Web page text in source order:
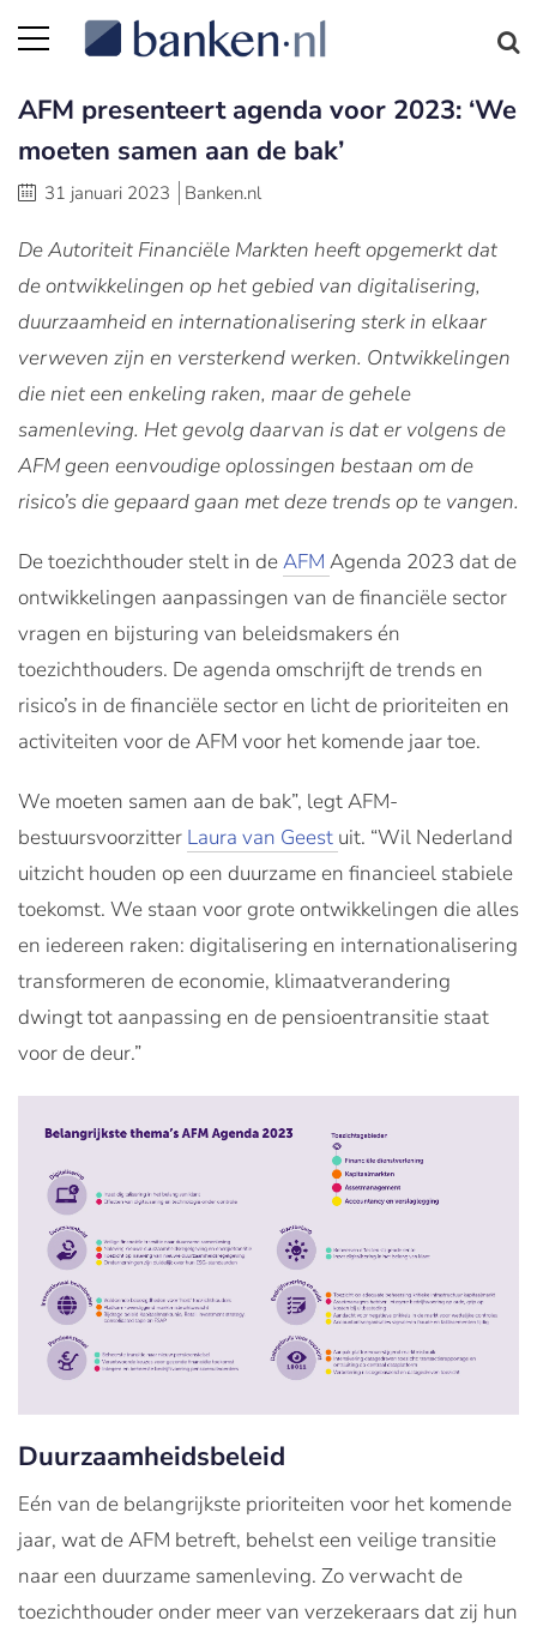
AFM presenteert agenda voor 2023: ‘We
moeten samen aan de bak’
31 januari 2023 Banken.nl
De Autoriteit Financiële Markten heeft opgemerkt dat
de ontwikkelingen op het gebied van digitalisering,
duurzaamheid en internationalisering sterk in elkaar
verweven zijn en versterkend werken. Ontwikkelingen
die niet een enkeling raken, maar de gehele
samenleving. Het gevolg daarvan is dat er volgens de
AFM geen eenvoudige oplossingen bestaan om de
risico’s die gepaard gaan met deze trends op te vangen.
De toezichthouder stelt in deAFM Agenda 2023 dat de
ontwikkelingen aanpassingen van de financiële sector
vragen en bijsturing van beleidsmakers én
toezichthouders. De agenda omschrijft de trends en
risico’s in de financiële sector en licht de prioriteiten en
activiteiten voor de AFM voor het komende jaar toe.
We moeten samen aan de bak”, legt AFM-
bestuursvoorzitter Laura van Geest uit. “Wil Nederland
uitzicht houden op een duurzame en financieel stabiele
toekomst. We staan voor grote ontwikkelingen die alles
en iedereen raken: digitalisering en internationalisering
transformeren de economie, klimaatverandering
dwingt tot aanpassing en de pensioentransitie staat
voor de deur.”
Duurzaamheidsbeleid
Eén van de belangrijkste prioriteiten voor het komende
jaar, wat de AFM betreft, behelst een veilige transitie
naar een duurzame samenleving. Zo verwacht de
toezichthouder onder meer van verzekeraars dat zij hun